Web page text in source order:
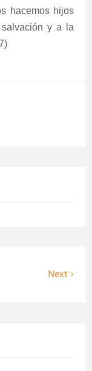
hacemos hijos
y a la
Next